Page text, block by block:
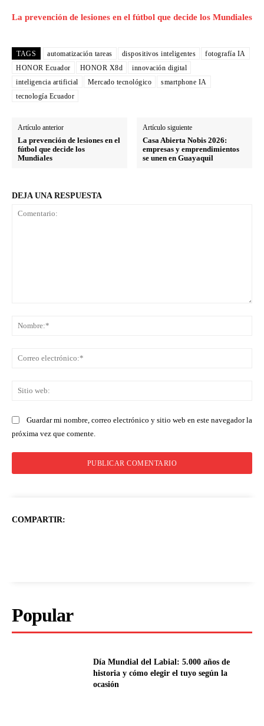
La prevención de lesiones en el fútbol que decide los Mundiales
TAGS automatización tareas dispositivos inteligentes
fotografía IA
HONOR Ecuador
HONOR X8d
innovación digital
inteligencia artificial
Mercado tecnológico
smartphone IA
tecnología Ecuador
Artículo anterior
La prevención de lesiones en el
fútbol que decide los
Mundiales
Artículo siguiente
Casa Abierta Nobis 2026:
empresas y emprendimientos
se unen en Guayaquil
DEJA UNA RESPUESTA
Guardar mi nombre, correo electrónico y sitio web en este navegador la
próxima vez que comente.
COMPARTIR:
Popular
Día Mundial del Labial: 5.000 años de
historia y cómo elegir el tuyo según la
ocasión